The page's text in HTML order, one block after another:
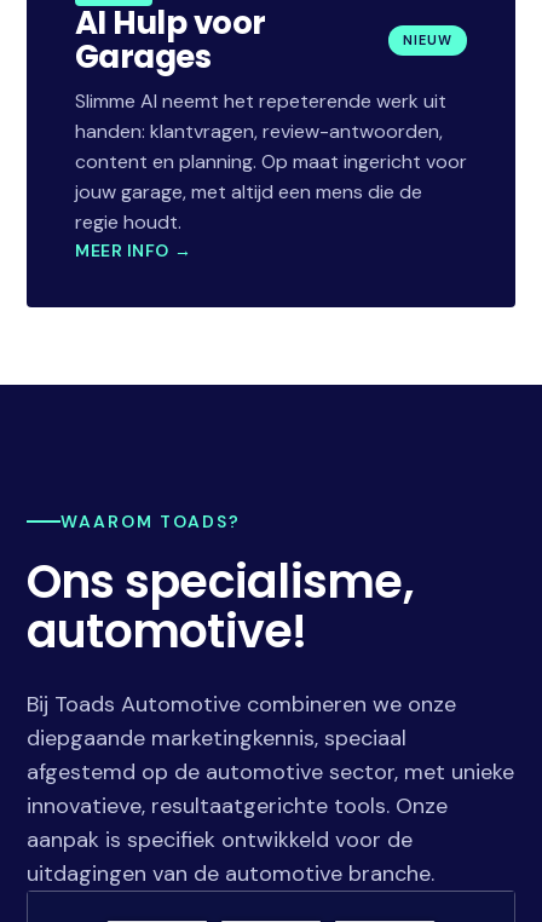
AI Hulp voor
Garages NIEUW
Slimme AI neemt het repeterende werk uit
handen: klantvragen, review-antwoorden,
content en planning. Op maat ingericht voor
jouw garage, met altijd een mens die de
regie houdt.
MEER INFO →
WAAROM TOADS?
Ons specialisme,
automotive!
Bij Toads Automotive combineren we onze
diepgaande marketingkennis, speciaal
afgestemd op de automotive sector, met unieke
innovatieve, resultaatgerichte tools. Onze
aanpak is specifiek ontwikkeld voor de
uitdagingen van de automotive branche.